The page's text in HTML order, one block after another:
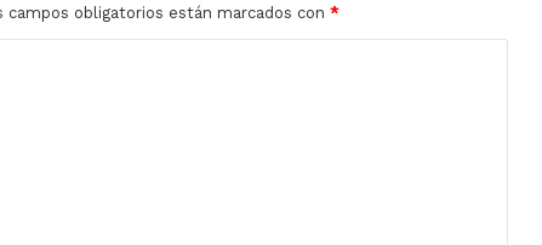
campos obligatorios están marcados con *